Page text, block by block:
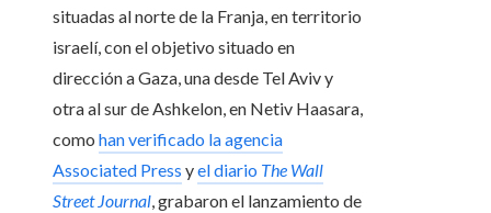
situadas al norte de la Franja, en territorio
israelí, con el objetivo situado en
dirección a Gaza, una desde Tel Aviv y
otra al sur de Ashkelon, en Netiv Haasara,
como han verificado la agencia
Associated Press yel diario The Wall
Street Journal, grabaron el lanzamiento de